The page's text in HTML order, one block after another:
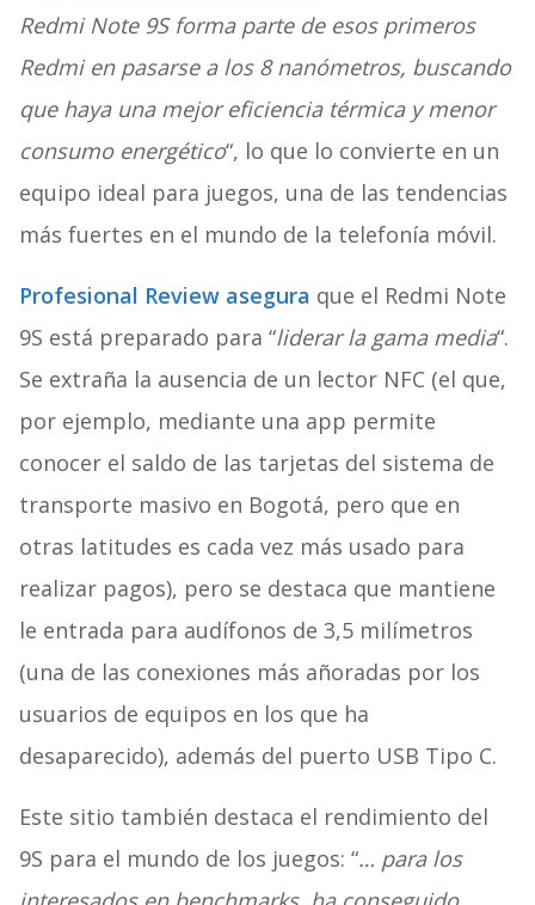
Redmi Note 9S forma parte de esos primeros
Redmi en pasarse a los 8 nanómetros, buscando
que haya una mejor eficiencia térmica y menor
consumo energético“, lo que lo convierte en un
equipo ideal para juegos, una de las tendencias
más fuertes en el mundo de la telefonía móvil.
Profesional Review asegura que el Redmi Note
9S está preparado para “liderar la gama media“.
Se extraña la ausencia de un lector NFC (el que,
por ejemplo, mediante una app permite
conocer el saldo de las tarjetas del sistema de
transporte masivo en Bogotá, pero que en
otras latitudes es cada vez más usado para
realizar pagos), pero se destaca que mantiene
le entrada para audífonos de 3,5 milímetros
(una de las conexiones más añoradas por los
usuarios de equipos en los que ha
desaparecido), además del puerto USB Tipo C.
Este sitio también destaca el rendimiento del
9S para el mundo de los juegos: “… para los